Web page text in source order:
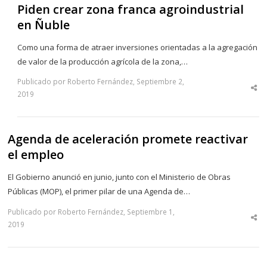
Piden crear zona franca agroindustrial
en Ñuble
Como una forma de atraer inversiones orientadas a la agregación
de valor de la producción agrícola de la zona,…
Publicado por Roberto Fernández, Septiembre 2,
2019
Agenda de aceleración promete reactivar
el empleo
El Gobierno anunció en junio, junto con el Ministerio de Obras
Públicas (MOP), el primer pilar de una Agenda de…
Publicado por Roberto Fernández, Septiembre 1,
2019